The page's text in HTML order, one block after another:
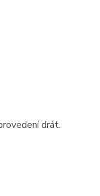
drát.